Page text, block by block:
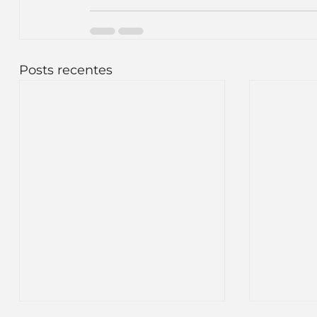
Inteligência Artificial Embalagens
Posts recentes